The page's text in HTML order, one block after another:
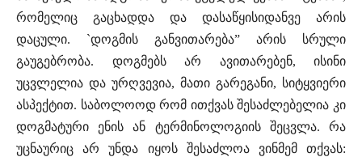
რომელიც გაცხადდა და დასაწყისიდანვე არის
დაცული. `დოგმის განვითარება” არის სრული
გაუგებრობა. დოგმებს არ ავითარებენ, ისინი
უცვლელია და ურღვევია, მათი გარეგანი, სიტყვიერი
ასპექტით. საბოლოოდ რომ ითქვას შესაძლებელია კი
დოგმატური ენის ან ტერმინოლოგიის შეცვლა. რა
უცნაურიც არ უნდა იყოს შესაძლოა ვინმემ თქვას: